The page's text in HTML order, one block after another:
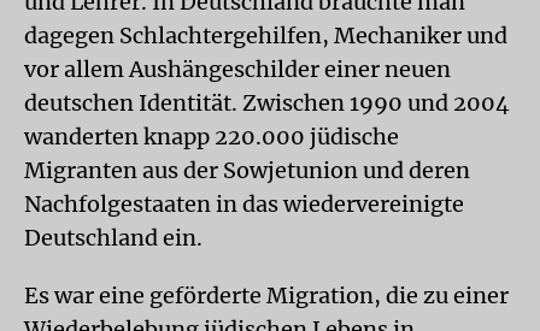
dagegen Schlachtergehilfen, Mechaniker und
vor allem Aushängeschilder einer neuen
deutschen Identität. Zwischen 1990 und 2004
wanderten knapp 220.000 jüdische
Migranten aus der Sowjetunion und deren
Nachfolgestaaten in das wiedervereinigte
Deutschland ein.
Es war eine geförderte Migration, die zu einer